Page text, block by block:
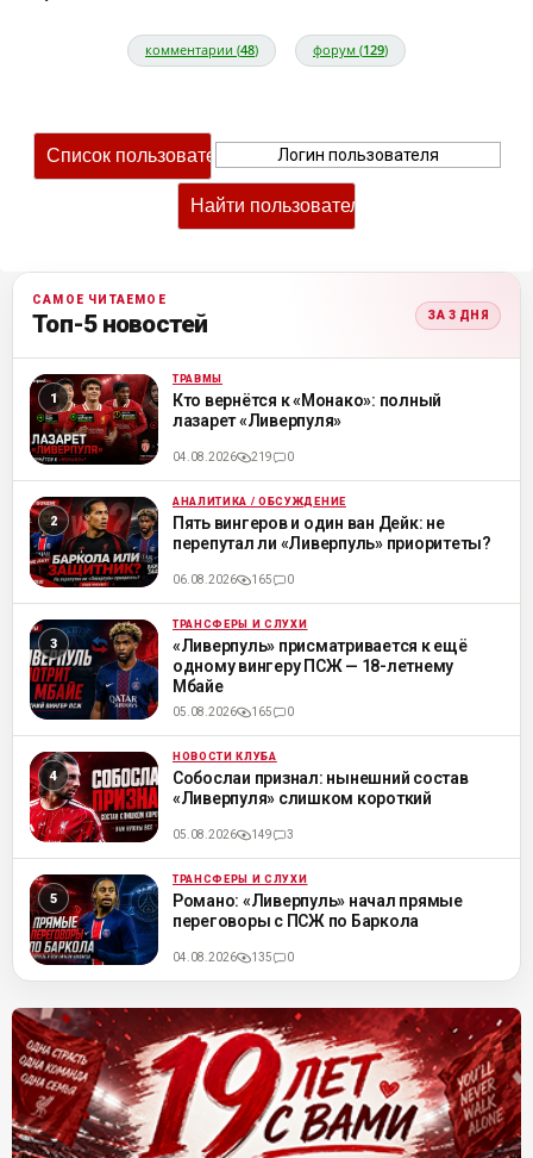
комментарии (48) форум (129)
САМОЕ ЧИТАЕМОЕ
Топ-5 новостей ЗА 3 ДНЯ
ML ТРАВМЫ
Кто вернётся к «Монако»: полный
лазарет «Ливерпуля»
04.08.2026 219 0
ML АНАЛИТИКА / ОБСУЖДЕНИЕ
Пять вингеров и один ван Дейк: не
перепутал ли «Ливерпуль» приоритеты?
06.08.2026 165 0
ML ТРАНСФЕРЫ И СЛУХИ
«Ливерпуль» присматривается к ещё
одному вингеру ПСЖ — 18-летнему
Мбайе
05.08.2026 165 0
ML НОВОСТИ КЛУБА
Собослаи признал: нынешний состав
«Ливерпуля» слишком короткий
05.08.2026 149 3
ML ТРАНСФЕРЫ И СЛУХИ
Романо: «Ливерпуль» начал прямые
переговоры с ПСЖ по Баркола
04.08.2026 135 0